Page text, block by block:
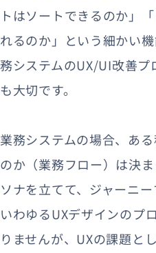
トはソートできるのか」
れるのか」という細かい
務システムのUX/UI改善プ
も大切です。
業務システムの場合、あ
のか（業務フロー）は決
ソナを立てて、ジャーニ
いわゆるUXデザインのプ
りませんが、UXの課題と